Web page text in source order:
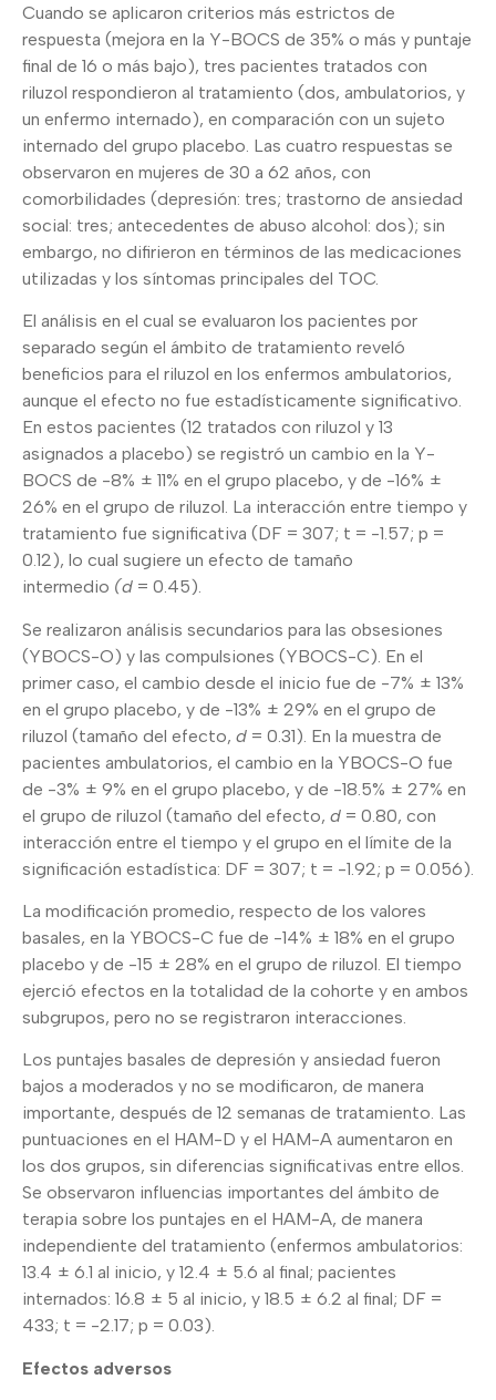
Cuando se aplicaron criterios más estrictos de
respuesta (mejora en la Y-BOCS de 35% o más y puntaje
final de 16 o más bajo), tres pacientes tratados con
riluzol respondieron al tratamiento (dos, ambulatorios, y
un enfermo internado), en comparación con un sujeto
internado del grupo placebo. Las cuatro respuestas se
observaron en mujeres de 30 a 62 años, con
comorbilidades (depresión: tres; trastorno de ansiedad
social: tres; antecedentes de abuso alcohol: dos); sin
embargo, no difirieron en términos de las medicaciones
utilizadas y los síntomas principales del TOC.
El análisis en el cual se evaluaron los pacientes por
separado según el ámbito de tratamiento reveló
beneficios para el riluzol en los enfermos ambulatorios,
aunque el efecto no fue estadísticamente significativo.
En estos pacientes (12 tratados con riluzol y 13
asignados a placebo) se registró un cambio en la Y-
BOCS de -8% ± 11% en el grupo placebo, y de -16% ±
26% en el grupo de riluzol. La interacción entre tiempo y
tratamiento fue significativa (DF = 307; t = -1.57; p =
0.12), lo cual sugiere un efecto de tamaño
intermedio (d = 0.45).
Se realizaron análisis secundarios para las obsesiones
(YBOCS-O) y las compulsiones (YBOCS-C). En el
primer caso, el cambio desde el inicio fue de -7% ± 13%
en el grupo placebo, y de -13% ± 29% en el grupo de
riluzol (tamaño del efecto, d = 0.31). En la muestra de
pacientes ambulatorios, el cambio en la YBOCS-O fue
de -3% ± 9% en el grupo placebo, y de -18.5% ± 27% en
el grupo de riluzol (tamaño del efecto, d = 0.80, con
interacción entre el tiempo y el grupo en el límite de la
significación estadística: DF = 307; t = -1.92; p = 0.056).
La modificación promedio, respecto de los valores
basales, en la YBOCS-C fue de -14% ± 18% en el grupo
placebo y de -15 ± 28% en el grupo de riluzol. El tiempo
ejerció efectos en la totalidad de la cohorte y en ambos
subgrupos, pero no se registraron interacciones.
Los puntajes basales de depresión y ansiedad fueron
bajos a moderados y no se modificaron, de manera
importante, después de 12 semanas de tratamiento. Las
puntuaciones en el HAM-D y el HAM-A aumentaron en
los dos grupos, sin diferencias significativas entre ellos.
Se observaron influencias importantes del ámbito de
terapia sobre los puntajes en el HAM-A, de manera
independiente del tratamiento (enfermos ambulatorios:
13.4 ± 6.1 al inicio, y 12.4 ± 5.6 al final; pacientes
internados: 16.8 ± 5 al inicio, y 18.5 ± 6.2 al final; DF =
433; t = -2.17; p = 0.03).
Efectos adversos